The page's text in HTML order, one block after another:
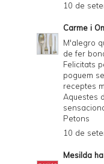
10 de
Carme i
M'alegro
de fer
Felicitats
poguem
receptes
Aquestes
Petons
10 de
Mesilda